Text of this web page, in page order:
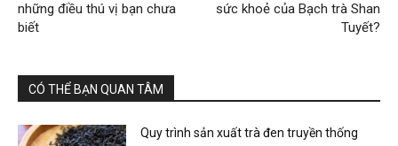
những điều thú vị bạn chưa
biết
sức khoẻ của Bạch trà Shan
Tuyết?
CÓ THỂ BẠN QUAN TÂM
Quy trình sản xuất trà đen truyền thống